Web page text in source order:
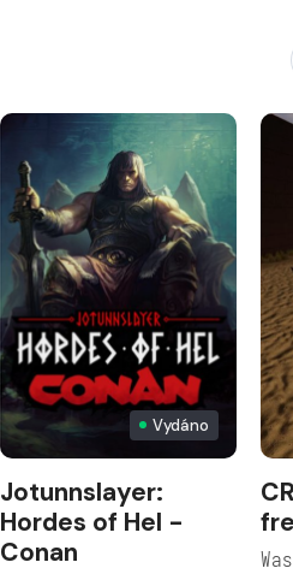
Vydáno
Jotunnslayer:
Hordes of Hel -
Conan